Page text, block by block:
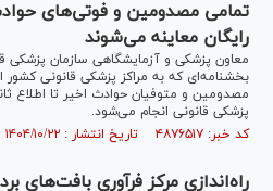
تمامی مصدومین و فوتی‌های
رایگان معاینه می‌شوند
معاون پزشکی و آزمایشگاهی سازمان پزشکی
بخشنامه‌ای که به مراکز پزشکی قانونی کشور
مصدومین و متوفیان حوادث اخیر تا اطلاع
پزشکی قانونی انجام می‌شود.
کد خبر: ۴۸۷۶۵۱۷ تاریخ انتشار : ۱۴۰۴/۱۰/۲۲
راه‌اندازی مرکز فرآوری بافت‌های